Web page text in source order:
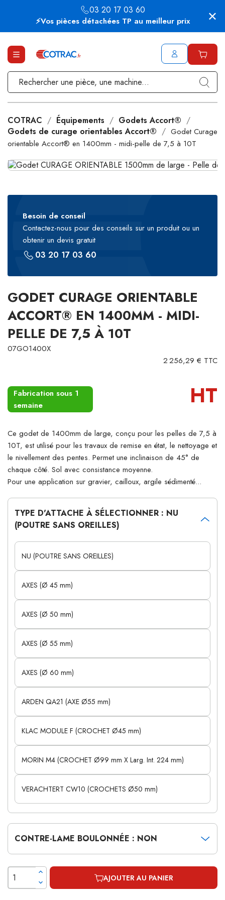
⚡Vos pièces détachées TP au meilleur prix
03 20 17 03 60
COTRAC Équipements
Godets Accort®
Godets de curage orientables Accort®
Godet Curage
orientable Accort® en 1400mm - midi-pelle de 7,5 à 10T
Besoin de conseil
Contactez-nous pour des conseils sur un produit ou un
obtenir un devis gratuit
03 20 17 03 60
GODET CURAGE ORIENTABLE
ACCORT® EN 1400MM - MIDI-
PELLE DE 7,5 À 10T
07GO1400X
2 256,29 € TTC
Fabrication sous 1
semaine
HT
Ce godet de 1400mm de large, conçu pour les pelles de 7,5 à
10T, est utilisé pour les travaux de remise en état, le nettoyage et
le nivellement des pentes. Permet une inclinaison de 45° de
chaque côté. Sol avec consistance moyenne.
Pour une application sur gravier, cailloux, argile sédimenté...
TYPE D'ATTACHE À SÉLECTIONNER : NU
(POUTRE SANS OREILLES)
NU (POUTRE SANS OREILLES)
AXES (Ø 45 mm)
AXES (Ø 50 mm)
AXES (Ø 55 mm)
AXES (Ø 60 mm)
ARDEN QA21 (AXE Ø55 mm)
KLAC MODULE F (CROCHET Ø45 mm)
MORIN M4 (CROCHET Ø99 mm X Larg. Int. 224 mm)
VERACHTERT CW10 (CROCHETS Ø50 mm)
CONTRE-LAME BOULONNÉE : NON
AJOUTER AU PANIER